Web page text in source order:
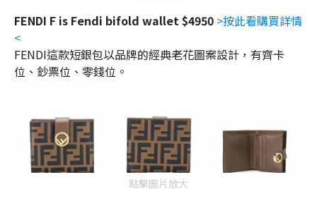
FENDI F is Fendi bifold wallet $4950 >按此看購買詳情
<
FENDI這款短銀包以品牌的經典老花圖案設計，有齊卡
位、鈔票位、零錢位。
點擊圖片放大